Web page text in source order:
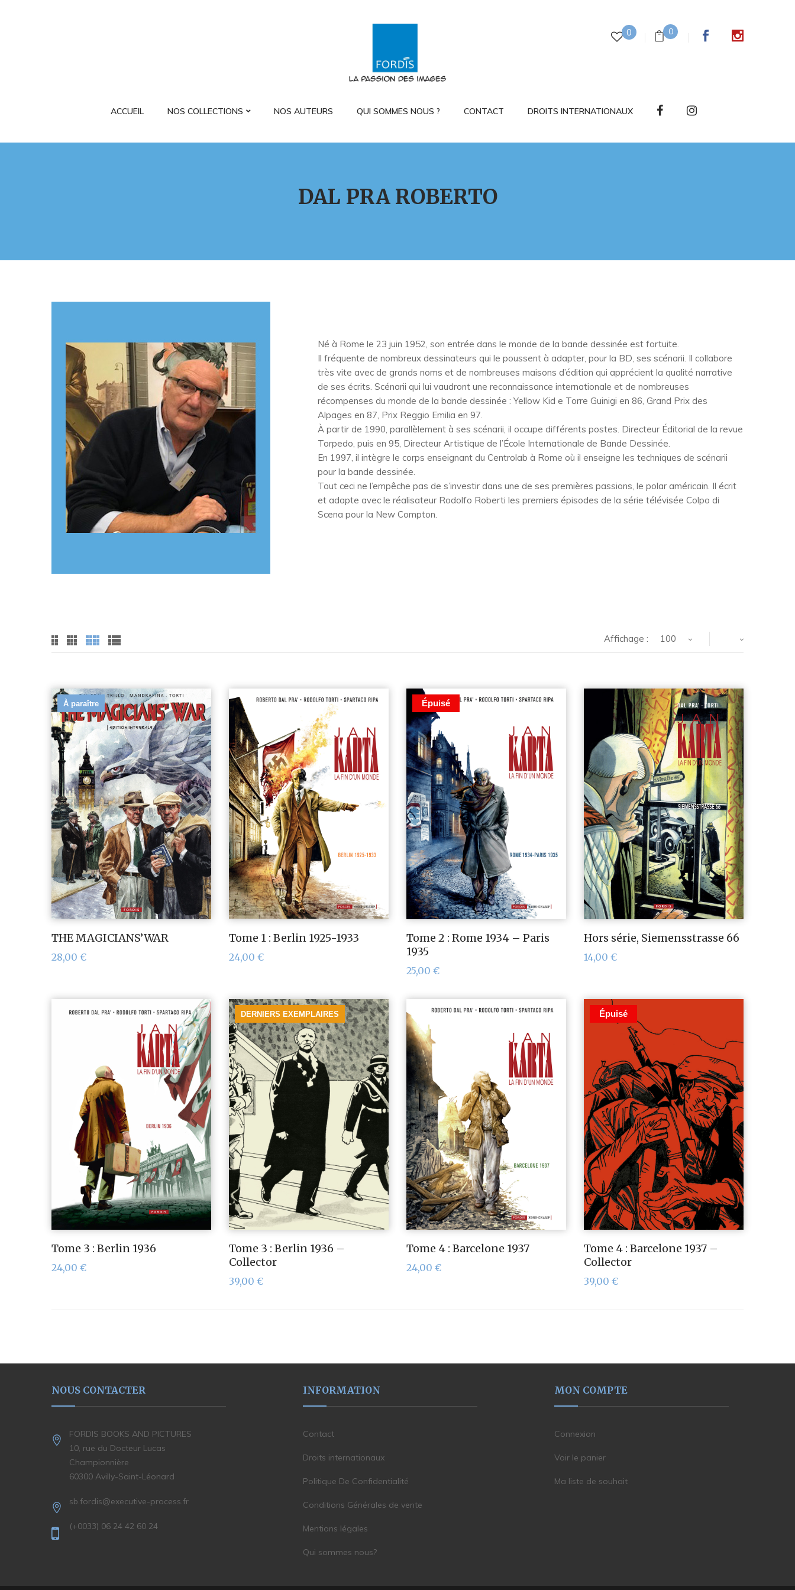
0 0
ACCUEIL NOS COLLECTIONS NOS AUTEURS QUI SOMMES NOUS ? CONTACT DROITS INTERNATIONAUX
DAL PRA ROBERTO
Né à Rome le 23 juin 1952, son entrée dans le monde de la bande dessinée est fortuite.
Il fréquente de nombreux dessinateurs qui le poussent à adapter, pour la BD, ses scénarii. Il collabore
très vite avec de grands noms et de nombreuses maisons d’édition qui apprécient la qualité narrative
de ses écrits. Scénarii qui lui vaudront une reconnaissance internationale et de nombreuses
récompenses du monde de la bande dessinée : Yellow Kid e Torre Guinigi en 86, Grand Prix des
Alpages en 87, Prix Reggio Emilia en 97.
À partir de 1990, parallèlement à ses scénarii, il occupe différents postes. Directeur Éditorial de la revue
Torpedo, puis en 95, Directeur Artistique de l’École Internationale de Bande Dessinée.
En 1997, il intègre le corps enseignant du Centrolab à Rome où il enseigne les techniques de scénarii
pour la bande dessinée.
Tout ceci ne l’empêche pas de s’investir dans une de ses premières passions, le polar américain. Il écrit
et adapte avec le réalisateur Rodolfo Roberti les premiers épisodes de la série télévisée Colpo di
Scena pour la New Compton.
Affichage : 100
À paraître
THE MAGICIANS’WAR
28,00 €
Tome 1 : Berlin 1925-1933
24,00 €
Épuisé
Tome 2 : Rome 1934 – Paris
1935
25,00 €
Hors série, Siemensstrasse 66
14,00 €
Tome 3 : Berlin 1936
24,00 €
DERNIERS EXEMPLAIRES
Tome 3 : Berlin 1936 –
Collector
39,00 €
Tome 4 : Barcelone 1937
24,00 €
Épuisé
Tome 4 : Barcelone 1937 –
Collector
39,00 €
NOUS CONTACTER
FORDIS BOOKS AND PICTURES
10, rue du Docteur Lucas
Championnière
60300 Avilly-Saint-Léonard
sb.fordis@executive-process.fr
(+0033) 06 24 42 60 24
INFORMATION
Contact
Droits internationaux
Politique De Confidentialité
Conditions Générales de vente
Mentions légales
Qui sommes nous?
MON COMPTE
Connexion
Voir le panier
Ma liste de souhait